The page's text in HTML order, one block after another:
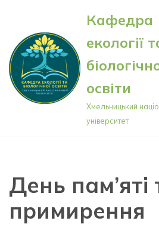
Перейти
до
вмісту
Кафедра
екології
освіти
Хмельницький
університет
День пам’яті
примирення